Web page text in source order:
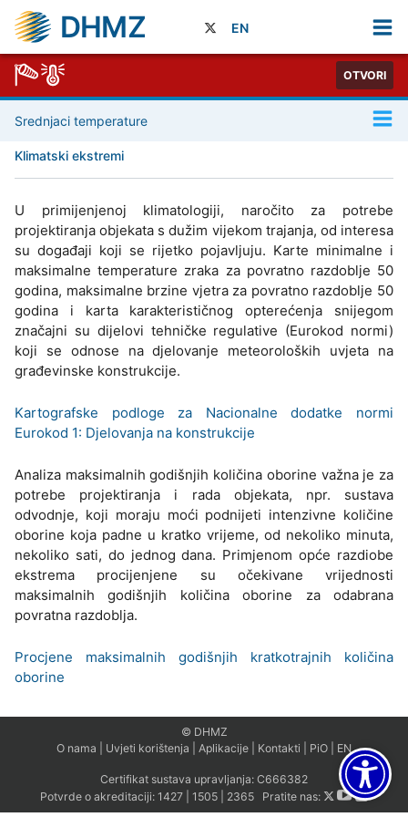
DHMZ EN
OTVORI
Srednjaci temperature
Klimatski ekstremi
U primijenjenoj klimatologiji, naročito za potrebe
projektiranja objekata s dužim vijekom trajanja, od interesa
su događaji koji se rijetko pojavljuju. Karte minimalne i
maksimalne temperature zraka za povratno razdoblje 50
godina, maksimalne brzine vjetra za povratno razdoblje 50
godina i karta karakterističnog opterećenja snijegom
značajni su dijelovi tehničke regulative (Eurokod normi)
koji se odnose na djelovanje meteoroloških uvjeta na
građevinske konstrukcije.
Kartografske podloge za Nacionalne dodatke normi
Eurokod 1: Djelovanja na konstrukcije
Analiza maksimalnih godišnjih količina oborine važna je za
potrebe projektiranja i rada objekata, npr. sustava
odvodnje, koji moraju moći podnijeti intenzivne količine
oborine koja padne u kratko vrijeme, od nekoliko minuta,
nekoliko sati, do jednog dana. Primjenom opće razdiobe
ekstrema procijenjene su očekivane vrijednosti
maksimalnih godišnjih količina oborine za odabrana
povratna razdoblja.
Procjene maksimalnih godišnjih kratkotrajnih količina
oborine
© DHMZ
O nama
Uvjeti korištenja Aplikacije Kontakti PiO EN
Certifikat sustava upravljanja: C666382
Potvrde o akreditaciji: 1427| 1505| 2365Pratite nas: